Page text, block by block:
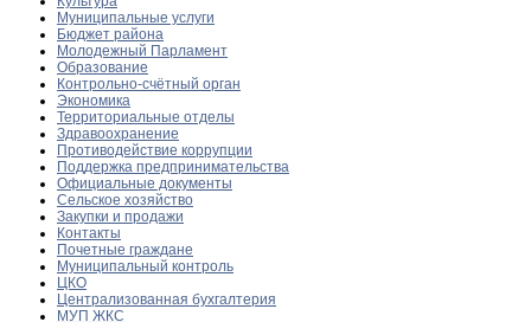
Муниципальные услуги
Бюджет района
Молодежный Парламент
Образование
Контрольно-счётный орган
Экономика
Территориальные отделы
Здравоохранение
Противодействие коррупции
Поддержка предпринимательства
Официальные документы
Сельское хозяйство
Закупки и продажи
Контакты
Почетные граждане
Муниципальный контроль
ЦКО
Централизованная бухгалтерия
МУП ЖКС